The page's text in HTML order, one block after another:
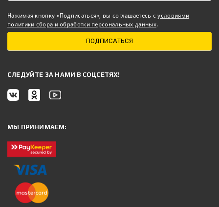
Нажимая кнопку «Подписаться», вы соглашаетесь сусловиями
политики сбора и обработки персональных данных.
ПОДПИСАТЬСЯ
CЛЕДУЙТЕ ЗА НАМИ В СОЦСЕТЯХ!
МЫ ПРИНИМАЕМ: